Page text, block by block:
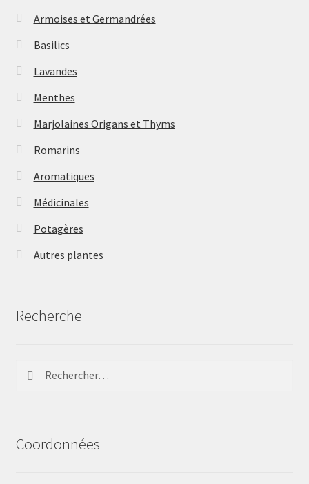
Armoises et Germandrées
Basilics
Lavandes
Menthes
Marjolaines Origans et Thyms
Romarins
Aromatiques
Médicinales
Potagères
Autres plantes
Recherche
Coordonnées